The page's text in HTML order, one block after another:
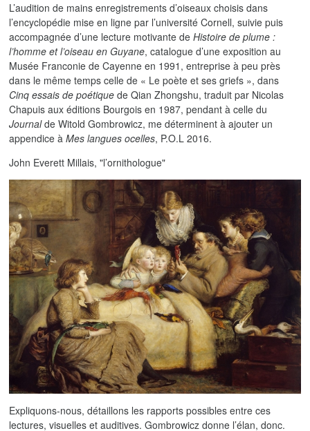
L’audition de mains enregistrements d’oiseaux choisis dans
l’encyclopédie mise en ligne par l’université Cornell, suivie puis
accompagnée d’une lecture motivante deHistoire de plume :
l’homme et l’oiseau en Guyane, catalogue d’une exposition au
Musée Franconie de Cayenne en 1991, entreprise à peu près
dans le même temps celle de « Le poète et ses griefs », dans
Cinq essais de poétique de Qian Zhongshu, traduit par Nicolas
Chapuis aux éditions Bourgois en 1987, pendant à celle du
Journalde Witold Gombrowicz, me déterminent à ajouter un
appendice àMes langues ocelles, P.O.L 2016.
John Everett Millais, "l’ornithologue"
Expliquons-nous, détaillons les rapports possibles entre ces
lectures, visuelles et auditives. Gombrowicz donne l’élan, donc.